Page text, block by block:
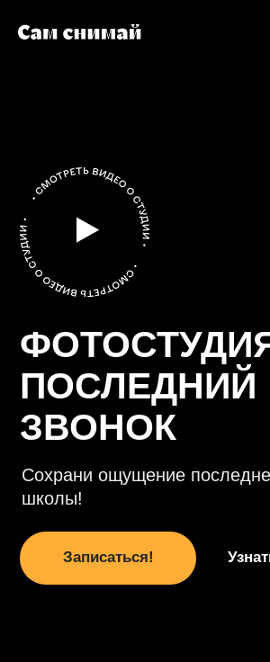
Узнать о формате
Записаться!
ФОТОСТУДИЯ НА
ПОСЛЕДНИЙ
ЗВОНОК
Сохрани ощущение последнего дня
школы!